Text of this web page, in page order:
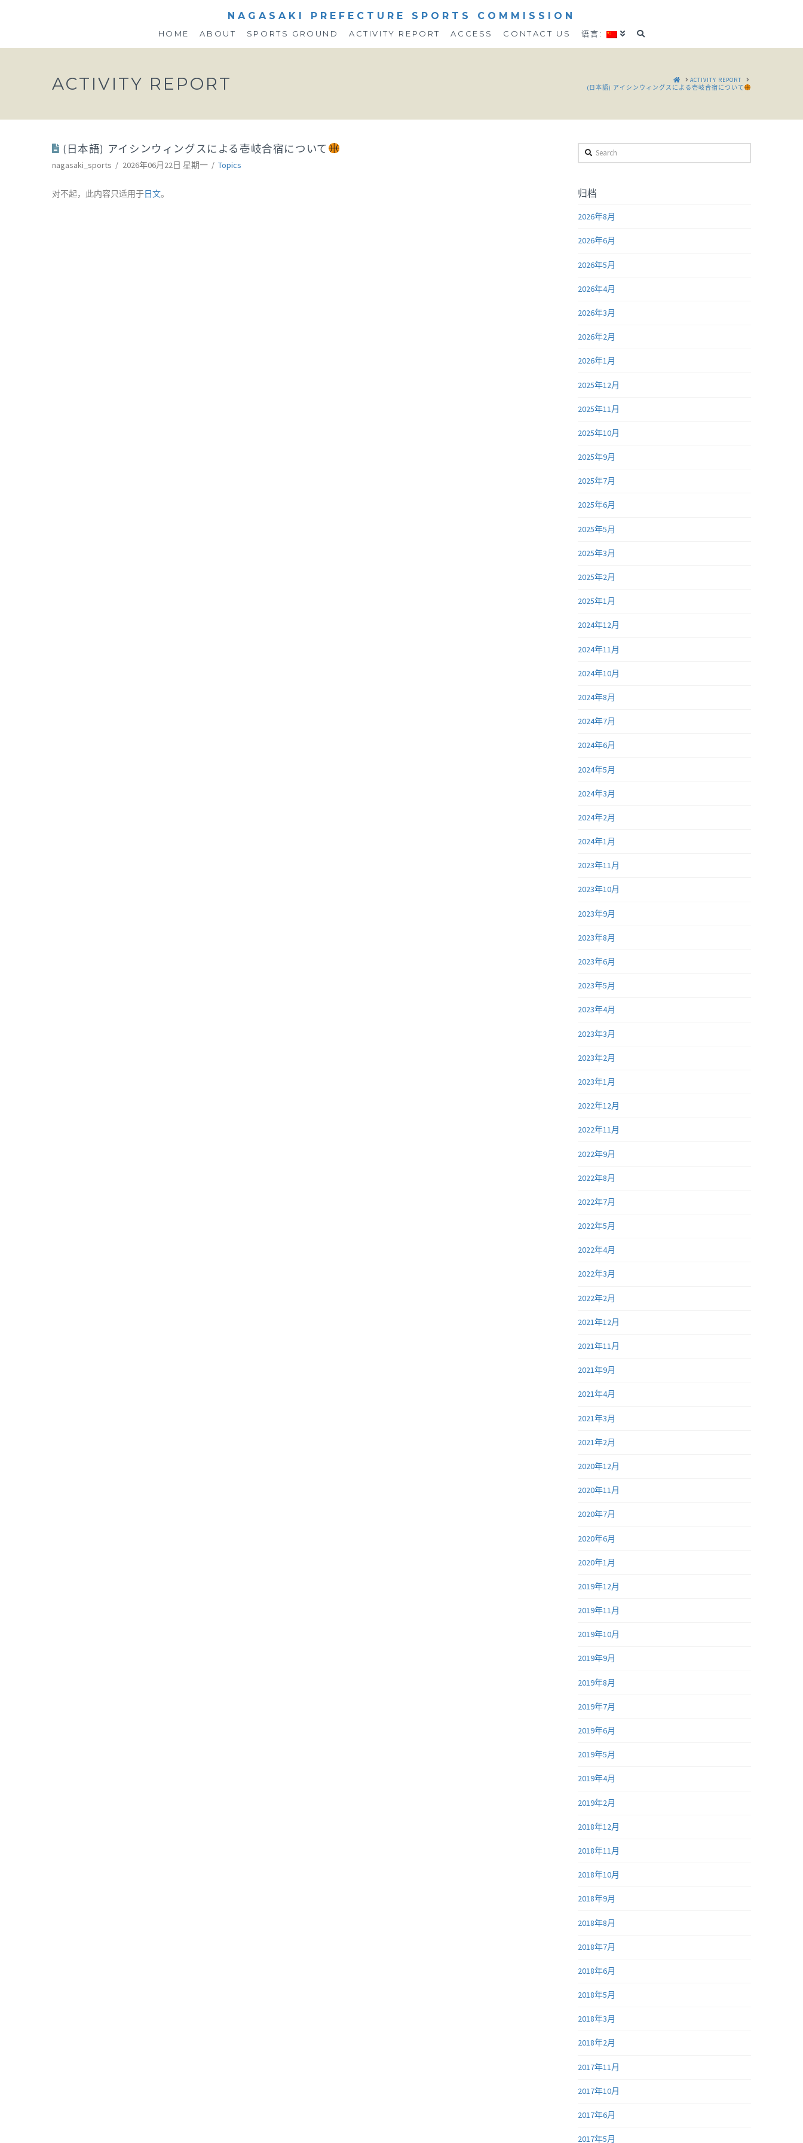
NAGASAKI PREFECTURE SPORTS COMMISSION
HOME ABOUT SPORTS GROUND ACTIVITY REPORT ACCESS CONTACT US 语言:
ACTIVITY REPORT HOMEACTIVITY REPORT
(日本語) アイシンウィングスによる壱岐合宿について
(日本語) アイシンウィングスによる壱岐合宿について
nagasaki_sports 2026年06月22日 星期一 Topics
对不起，此内容只适用于日文。
Search
归档
2026年8月
2026年6月
2026年5月
2026年4月
2026年3月
2026年2月
2026年1月
2025年12月
2025年11月
2025年10月
2025年9月
2025年7月
2025年6月
2025年5月
2025年3月
2025年2月
2025年1月
2024年12月
2024年11月
2024年10月
2024年8月
2024年7月
2024年6月
2024年5月
2024年3月
2024年2月
2024年1月
2023年11月
2023年10月
2023年9月
2023年8月
2023年6月
2023年5月
2023年4月
2023年3月
2023年2月
2023年1月
2022年12月
2022年11月
2022年9月
2022年8月
2022年7月
2022年5月
2022年4月
2022年3月
2022年2月
2021年12月
2021年11月
2021年9月
2021年4月
2021年3月
2021年2月
2020年12月
2020年11月
2020年7月
2020年6月
2020年1月
2019年12月
2019年11月
2019年10月
2019年9月
2019年8月
2019年7月
2019年6月
2019年5月
2019年4月
2019年2月
2018年12月
2018年11月
2018年10月
2018年9月
2018年8月
2018年7月
2018年6月
2018年5月
2018年3月
2018年2月
2017年11月
2017年10月
2017年6月
2017年5月